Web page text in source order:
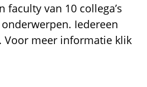
van 10 collega’s
Iedereen
Voor meer informatie klik